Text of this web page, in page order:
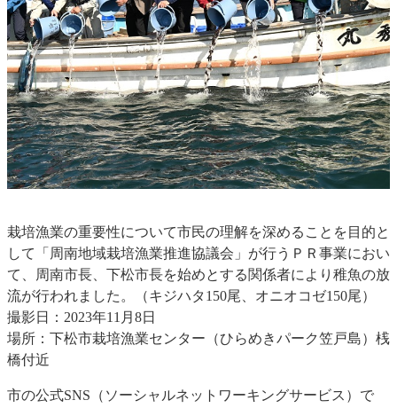
栽培漁業の重要性について市民の理解を深めることを目的と
して「周南地域栽培漁業推進協議会」が行うＰＲ事業におい
て、周南市長、下松市長を始めとする関係者により稚魚の放
流が行われました。（キジハタ150尾、オニオコゼ150尾）
撮影日：2023年11月8日
場所：下松市栽培漁業センター（ひらめきパーク笠戸島）桟
橋付近
市の公式SNS（ソーシャルネットワーキングサービス）で